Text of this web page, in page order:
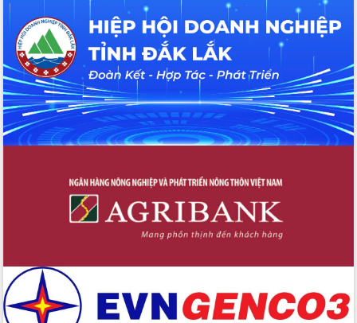
hiện nhiệm vụ quản lý tài sản công
hàng tuần
Tháo gỡ những vướng mắc, đẩy mạnh
công tác cải cách thủ tục hành chính
tại Trung tâm Phục vụ hành chính
công tỉnh
Đắk Lắk: Tôn vinh 46 giải pháp tại Hội
thi Sáng tạo Kỹ thuật 2024 - 2025
Phó Chủ tịch UBND tỉnh Đắk Lắk
Trương Công Thái kiểm tra thực địa
Dự án cao tốc Khánh Hòa - Buôn Ma
sản sống” trong dòng chảy toàn cầu
Xây dựng nông thôn mới: Nâng cao đời
sống người dân từ những mô hình thiết